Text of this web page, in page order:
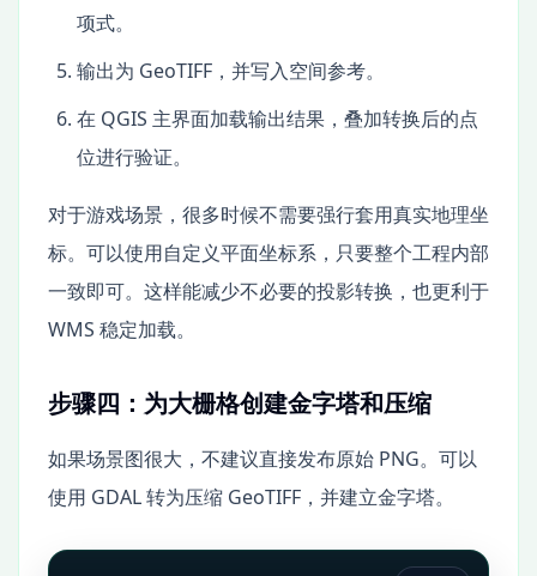
项式。
输出为 GeoTIFF，并写入空间参考。
在 QGIS 主界面加载输出结果，叠加转换后的点
位进行验证。
对于游戏场景，很多时候不需要强行套用真实地理坐
标。可以使用自定义平面坐标系，只要整个工程内部
一致即可。这样能减少不必要的投影转换，也更利于
WMS 稳定加载。
步骤四：为大栅格创建金字塔和压缩
如果场景图很大，不建议直接发布原始 PNG。可以
使用 GDAL 转为压缩 GeoTIFF，并建立金字塔。